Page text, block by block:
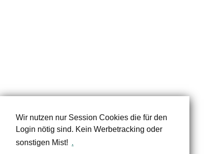
Wir nutzen nur Session Cookies die für den
Login nötig sind. Kein Werbetracking oder
sonstigen Mist! .